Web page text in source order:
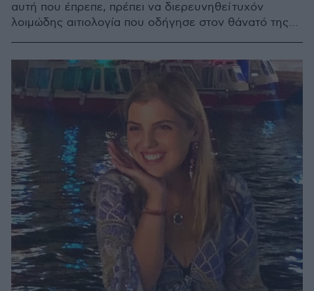
αυτή που έπρεπε, πρέπει να διερευνηθεί τυχόν
λοιμώδης αιτιολογία που οδήγησε στον θάνατό της»,